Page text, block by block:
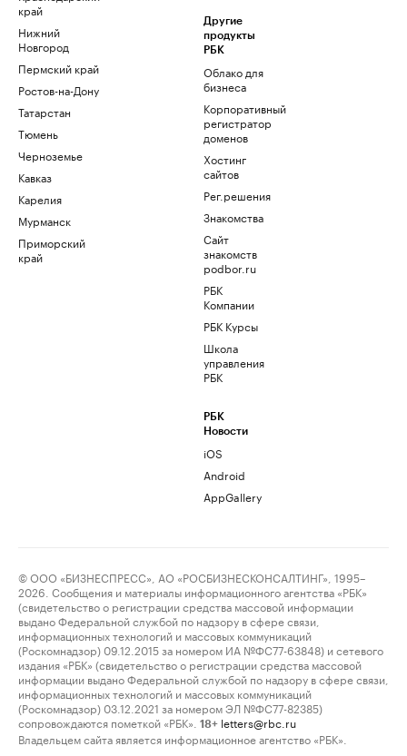
край
Нижний
Новгород
Пермский край
Ростов-на-Дону
Татарстан
Тюмень
Черноземье
Кавказ
Карелия
Мурманск
Приморский
край
Другие
продукты
РБК
Облако для
бизнеса
Корпоративный
регистратор
доменов
Хостинг
сайтов
Рег.решения
Знакомства
Сайт
знакомств
podbor.ru
РБК
Компании
РБК Курсы
Школа
управления
РБК
РБК
Новости
iOS
Android
AppGallery
© ООО «БИЗНЕСПРЕСС», АО «РОСБИЗНЕСКОНСАЛТИНГ», 1995–
2026. Сообщения и материалы информационного агентства «РБК»
(свидетельство о регистрации средства массовой информации
выдано Федеральной службой по надзору в сфере связи,
информационных технологий и массовых коммуникаций
(Роскомнадзор) 09.12.2015 за номером ИА №ФС77-63848) и сетевого
издания «РБК» (свидетельство о регистрации средства массовой
информации выдано Федеральной службой по надзору в сфере связи,
информационных технологий и массовых коммуникаций
(Роскомнадзор) 03.12.2021 за номером ЭЛ №ФС77-82385)
сопровождаются пометкой «РБК».
18+ letters@rbc.ru
Владельцем сайта является информационное агентство «РБК».